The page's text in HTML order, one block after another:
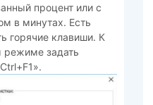
процент или с
в минутах. Есть
горячие клавиши. К
режиме задать